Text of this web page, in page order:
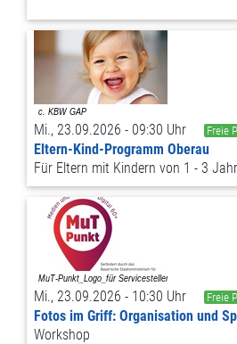
Mi., 23.09.2026 - 09:30 Uhr Freie
Eltern-Kind-Programm Oberau
Für Eltern mit Kindern von 1 - 3
Mi., 23.09.2026 - 10:30 Uhr Freie
Fotos im Griff: Organisation und
Workshop